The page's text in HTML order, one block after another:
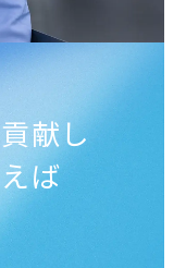
献し
ば